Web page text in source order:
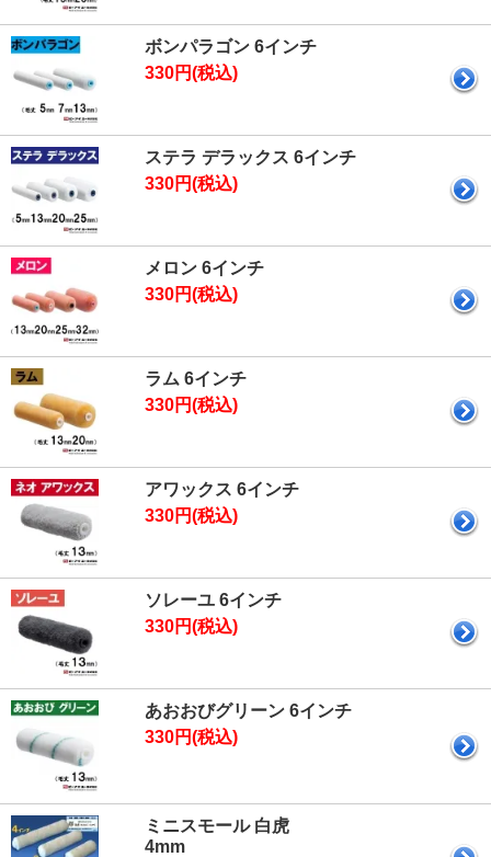
ボンパラゴン 6インチ
330円(税込)
ステラ デラックス 6インチ
330円(税込)
メロン 6インチ
330円(税込)
ラム 6インチ
330円(税込)
アワックス 6インチ
330円(税込)
ソレーユ 6インチ
330円(税込)
あおおびグリーン 6インチ
330円(税込)
ミニスモール 白虎
4mm